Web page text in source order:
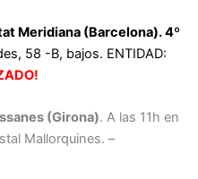
Meridiana (Barcelona). 4º
58 -B, bajos. ENTIDAD:
(Girona). A las 11h en
Mallorquines. –